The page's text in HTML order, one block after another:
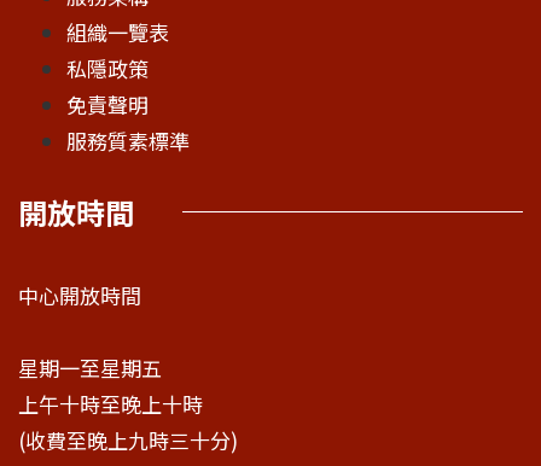
組織一覽表
私隱政策
免責聲明
服務質素標準
開放時間
中心開放時間
星期一至星期五
上午十時至晚上十時
(收費至晚上九時三十分)